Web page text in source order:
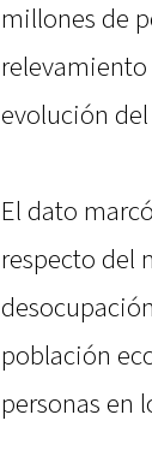
millones de
evolución
El dato
respecto del
población
personas en